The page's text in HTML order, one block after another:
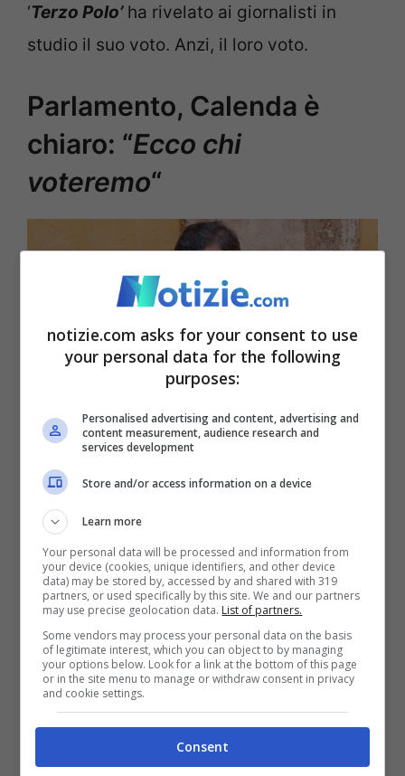
‘Terzo Polo’ha rivelato ai giornalisti in
studio il suo voto. Anzi, il loro voto.
Parlamento, Calenda è
chiaro: “Ecco chi
voteremo“
Carlo Calenda (Ansa Foto)
Per l’elezione dei presidenti di Camera e
Senato, Calenda ed i suoi uomini non
hanno dubbi. Queste sono alcune delle sue
parole rilasciate durante l’intervista:
Voteremo scheda bianca“. In realtà si
tratta di una notizia che stava girando
nell’aria da un bel po’ di tempo ma che, a
quanto pare, ha avuto conferma solamente
nella giornata di oggi.
notizie.com asks for your consent to use
your personal data for the following
purposes:
Personalised advertising and content, advertising and
content measurement, audience research and
services development
Store and/or access information on a device
Learn more
Your personal data will be processed and information from
your device (cookies, unique identifiers, and other device
data) may be stored by, accessed by and shared with 319
partners, or used specifically by this site. We and our partners
may use precise geolocation data. List of partners.
Some vendors may process your personal data on the basis
of legitimate interest, which you can object to by managing
your options below. Look for a link at the bottom of this page
or in the site menu to manage or withdraw consent in privacy
and cookie settings.
Consent